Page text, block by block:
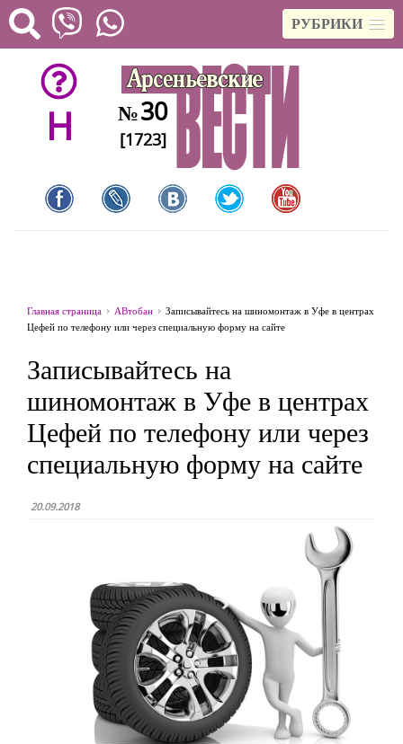
РУБРИКИ
H №30
[1723]
Главная страница АВтобан
Записывайтесь на шиномонтаж в Уфе в центрах
Цефей по телефону или через специальную форму на сайте
Записывайтесь на
шиномонтаж в Уфе в центрах
Цефей по телефону или через
специальную форму на сайте
20.09.2018